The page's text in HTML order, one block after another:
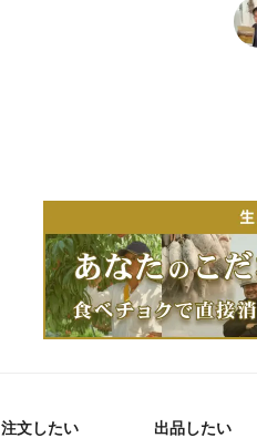
注文したい 出品したい